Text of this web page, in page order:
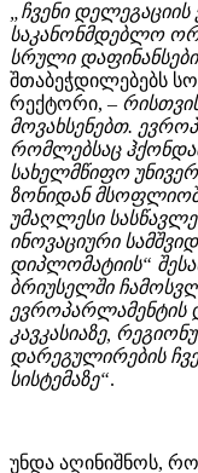
„ჩვენი
საკანონმდებლო
სრული
შთაბეჭდილებებს
რექტორი, –
მოვახსენებთ.
რომლებსაც
სახელმწიფო
ზონიდან
უმაღლესი
ინოვაციური
დიპლომატიის“
ბრიუსელში
ევროპარლამენტის
კავკასიაზე,
დარეგულირების
სისტემაზე“.
უნდა აღინიშნოს,